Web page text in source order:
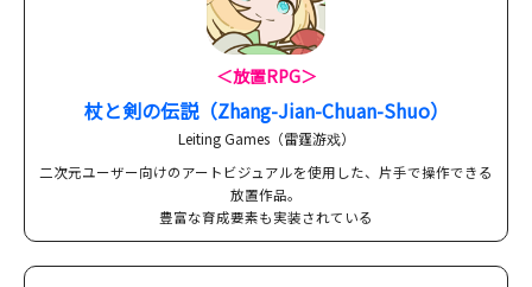
＜放置RPG＞
杖と剣の伝説（Zhang-Jian-Chuan-Shuo）
Leiting Games（雷霆游戏）
二次元ユーザー向けのアートビジュアルを使用した、片手で操作できる
放置作品。
豊富な育成要素も実装されている